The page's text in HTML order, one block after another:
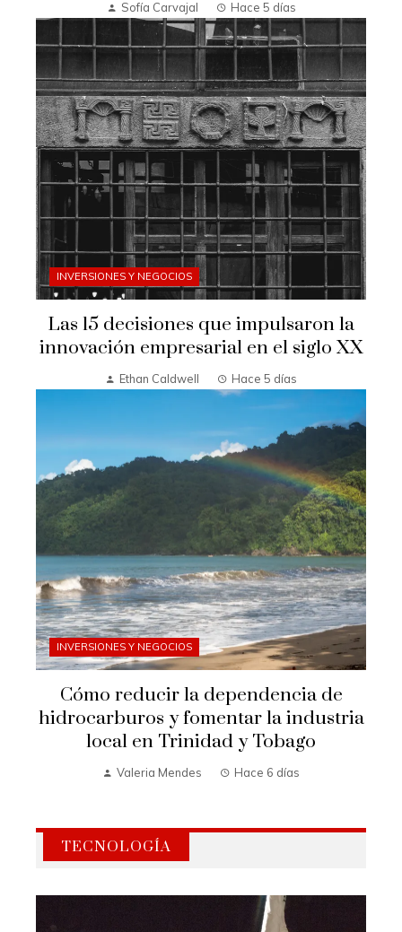
Sofía Carvajal Hace 5 días
INVERSIONES Y NEGOCIOS
Las 15 decisiones que impulsaron la
innovación empresarial en el siglo XX
Ethan Caldwell Hace 5 días
INVERSIONES Y NEGOCIOS
Cómo reducir la dependencia de
hidrocarburos y fomentar la industria
local en Trinidad y Tobago
Valeria Mendes Hace 6 días
TECNOLOGÍA